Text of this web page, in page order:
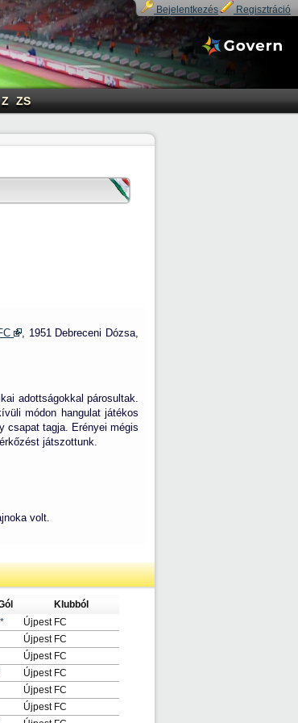
Bejelentkezés Regisztráció
Z ZS
, 1951 Debreceni Dózsa,
adottságokkal párosultak.
módon hangulat játékos
csapat tagja. Erényei mégis
játszottunk.
volt.
Klubból
Újpest FC
Újpest FC
Újpest FC
Újpest FC
Újpest FC
Újpest FC